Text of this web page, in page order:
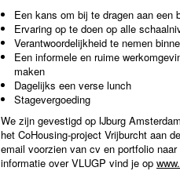
Een kans om bij te dragen aan een
Ervaring op te doen op alle
Verantwoordelijkheid te nemen
Een informele en ruime
maken
Dagelijks een verse lunch
Stagevergoeding
We zijn gevestigd op IJburg
het CoHousing-project Vrijburcht aan
email voorzien van cv en portfolio
informatie over VLUGP vind je op